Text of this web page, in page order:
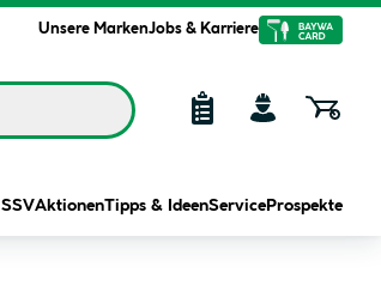
Unsere MarkenJobs & Karriere
SSVAktionenTipps & IdeenService Prospekte